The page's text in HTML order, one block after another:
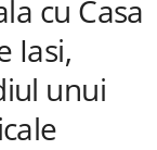
cu Casa
Iasi,
unui